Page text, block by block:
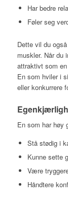
Har bedre
Føler seg
Dette vil du
muskler. Når du
attraktivt som
En som hviler i
eller konkurrere
En som har høy
Stå stødig i
Kunne sette
Være
Håndtere